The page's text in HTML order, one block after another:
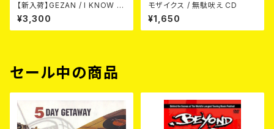
【新入荷】GEZAN / I KNOW H
OW NOW (CD)
¥3,300
モザイクス / 無駄吠え CD
¥1,650
セール中の商品